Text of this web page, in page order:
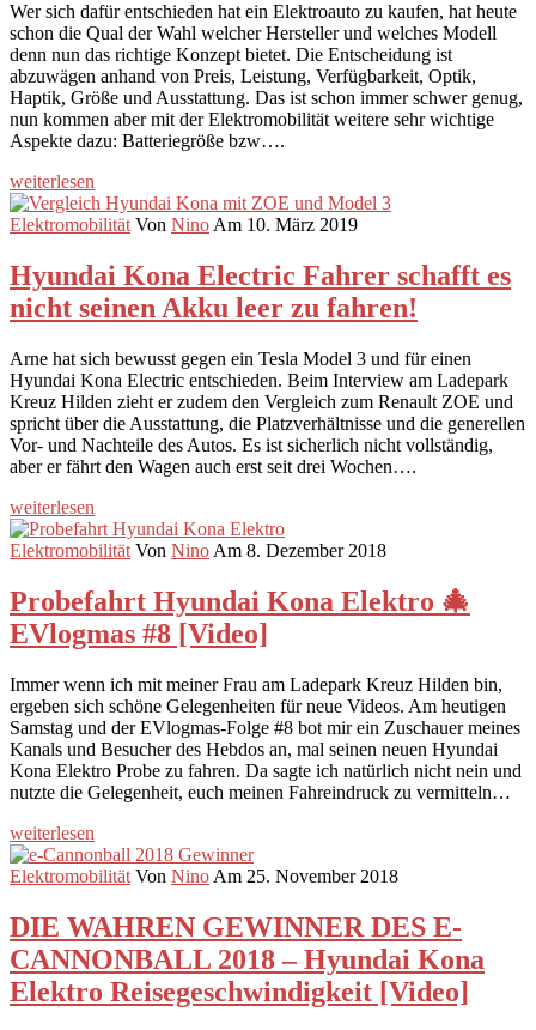
Wer sich dafür entschieden hat ein Elektroauto zu kaufen, hat heute
schon die Qual der Wahl welcher Hersteller und welches Modell
denn nun das richtige Konzept bietet. Die Entscheidung ist
abzuwägen anhand von Preis, Leistung, Verfügbarkeit, Optik,
Haptik, Größe und Ausstattung. Das ist schon immer schwer genug,
nun kommen aber mit der Elektromobilität weitere sehr wichtige
Aspekte dazu: Batteriegröße bzw….
weiterlesen
Elektromobilität Von NinoAm 10. März 2019
Hyundai Kona Electric Fahrer schafft es
nicht seinen Akku leer zu fahren!
Arne hat sich bewusst gegen ein Tesla Model 3 und für einen
Hyundai Kona Electric entschieden. Beim Interview am Ladepark
Kreuz Hilden zieht er zudem den Vergleich zum Renault ZOE und
spricht über die Ausstattung, die Platzverhältnisse und die generellen
Vor- und Nachteile des Autos. Es ist sicherlich nicht vollständig,
aber er fährt den Wagen auch erst seit drei Wochen….
weiterlesen
Elektromobilität Von Nino Am 8. Dezember 2018
Probefahrt Hyundai Kona Elektro 🎄
EVlogmas #8 [Video]
Immer wenn ich mit meiner Frau am Ladepark Kreuz Hilden bin,
ergeben sich schöne Gelegenheiten für neue Videos. Am heutigen
Samstag und der EVlogmas-Folge #8 bot mir ein Zuschauer meines
Kanals und Besucher des Hebdos an, mal seinen neuen Hyundai
Kona Elektro Probe zu fahren. Da sagte ich natürlich nicht nein und
nutzte die Gelegenheit, euch meinen Fahreindruck zu vermitteln…
weiterlesen
Elektromobilität Von Nino Am 25. November 2018
DIE WAHREN GEWINNER DES E-
CANNONBALL 2018 – Hyundai Kona
Elektro Reisegeschwindigkeit [Video]